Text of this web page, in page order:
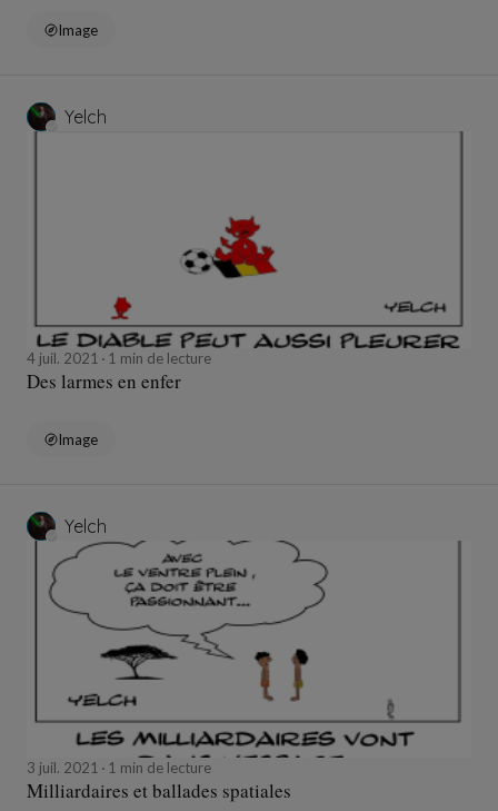
Image
Yelch
4 juil. 2021 1 min de lecture
Des larmes en enfer
Image
Yelch
3 juil. 2021 1 min de lecture
Milliardaires et ballades spatiales